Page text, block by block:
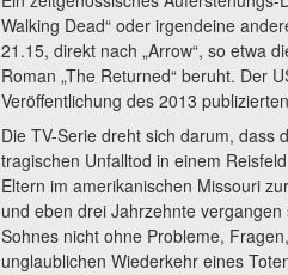
Walking Dead“ oder irgendeine
21.15, direkt nach „Arrow“, so etwa
Roman „The Returned“ beruht. Der
Veröffentlichung des 2013
Die TV-Serie dreht sich darum, dass
tragischen Unfalltod in einem
Eltern im amerikanischen Missouri
und eben drei Jahrzehnte
Sohnes nicht ohne Probleme,
unglaublichen Wiederkehr eines